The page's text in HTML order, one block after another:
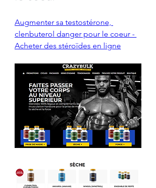
Augmenter sa testostérone,
clenbuterol danger pour le coeur -
Acheter des stéroïdes en ligne